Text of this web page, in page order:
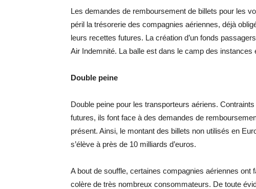
Les demandes de remboursement de billets pour les
péril la trésorerie des compagnies aériennes, déjà
leurs recettes futures. La création d’un fonds
Air Indemnité. La balle est dans le camp des instances
Double peine
Double peine pour les transporteurs aériens.
futures, ils font face à des demandes de
présent. Ainsi, le montant des billets non utilisés en
s’élève à près de 10 milliards d’euros.
A bout de souffle, certaines compagnies aériennes ont
colère de très nombreux consommateurs. De toute